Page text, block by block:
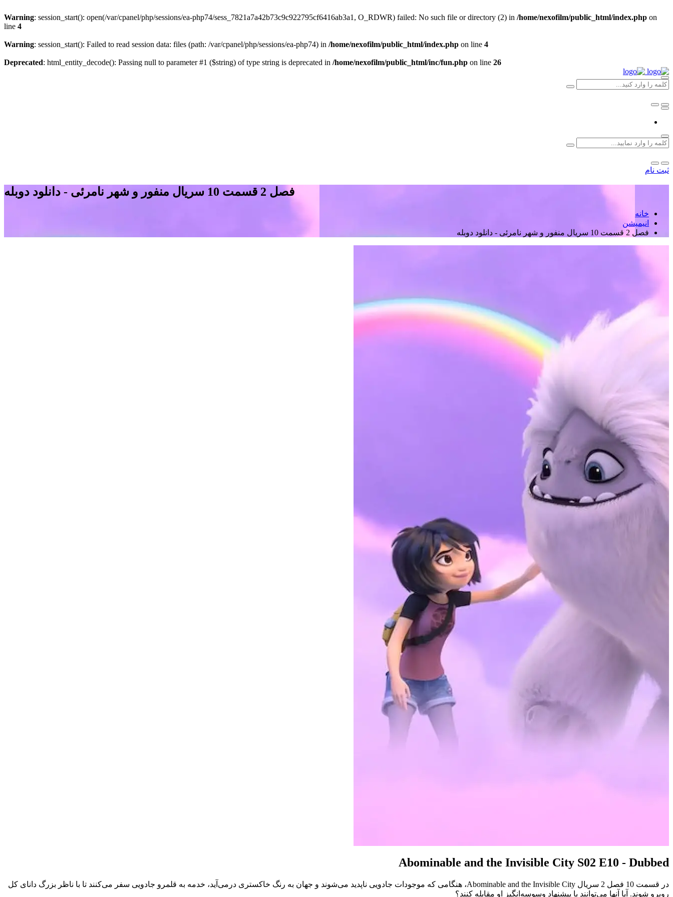
Warning: session_start(): open(/var/cpanel/php/sessions/ea-php74/sess_7821a7a42b73c9c922795cf6416ab3a1, O_RDWR) failed: No such file or directory (2) in /home/nexofilm/public_html/index.php on
line 4
Warning: session_start(): Failed to read session data: files (path: /var/cpanel/php/sessions/ea-php74) in /home/nexofilm/public_html/index.php on line 4
Deprecated: html_entity_decode(): Passing null to parameter #1 ($string) of type string is deprecated in /home/nexofilm/public_html/inc/fun.php on line 26
ثبت نام
فصل 2 قسمت 10 سریال منفور و شهر نامرئی - دانلود دوبله
خانه
انیمیشن
فصل 2 قسمت 10 سریال منفور و شهر نامرئی - دانلود دوبله
Abominable and the Invisible City S02 E10 - Dubbed
در قسمت 10 فصل 2 سریال Abominable and the Invisible City، هنگامی که موجودات جادویی ناپدید می‌شوند و جهان به رنگ خاکستری درمی‌آید، خدمه به قلمرو جادویی سفر می‌کنند تا با ناظر بزرگ دانای کل
روبرو شوند. آیا آنها می‌توانند با پیشنهاد وسوسه‌انگیز او مقابله کنند؟